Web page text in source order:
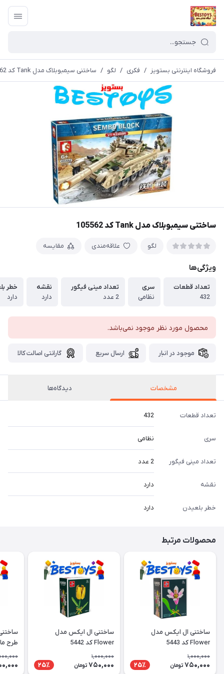
فروشگاه اینترنتی بستویز / فکری / لگو / ساختنی سیمبوبلاک مدل Tank کد 105562
ساختنی سیمبوبلاک مدل Tank کد 105562
لگو علاقه‌مندی مقایسه
ویژگی‌ها
تعداد قطعات
432
سری
نظامی
تعداد مینی فیگور
2 عدد
نقشه
دارد
خطر
دارد
محصول مورد نظر موجود نمی‌باشد.
موجود در انبار ارسال سریع گارانتی اصالت کالا
مشخصات دیدگاه‌ها
تعداد قطعات 432
سری نظامی
تعداد مینی فیگور 2 عدد
نقشه دارد
خطر بلعیدن دارد
محصولات مرتبط
ساختنی ال ایکس مدل
Flower کد 5443
1,000,000
750,000 تومان 25٪
ساختنی ال ایکس مدل
Flower کد 5442
1,000,000
750,000 تومان 25٪
طرح